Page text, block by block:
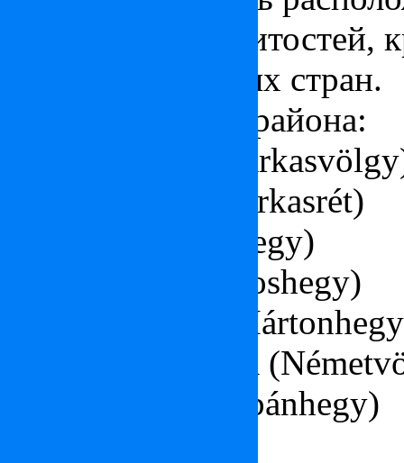
мировых знаменитостей,
посольства разных стран.
Основные части района:
Долина волка
Поляна волка (Farkasrét)
Гора бога (Istenhegy)
Гора Яноша (Jánoshegy)
Гора Мартона
Немецкая долина
Гора Орбана (Orbánhegy)